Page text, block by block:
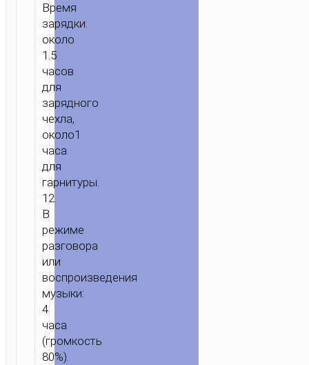
ГЛАВНАЯ / ЗВУК
НАУШНИКИ
/ БЕСПРОВОДНАЯ
ГАРНИТУРА
DELICATE”
Время
зарядки:
около
1.5
часов
для
зарядного
чехла,
около1
часа
для
гарнитуры.
12.
В
режиме
разговора
или
воспроизведения
музыки:
4
часа
(громкость
80%).